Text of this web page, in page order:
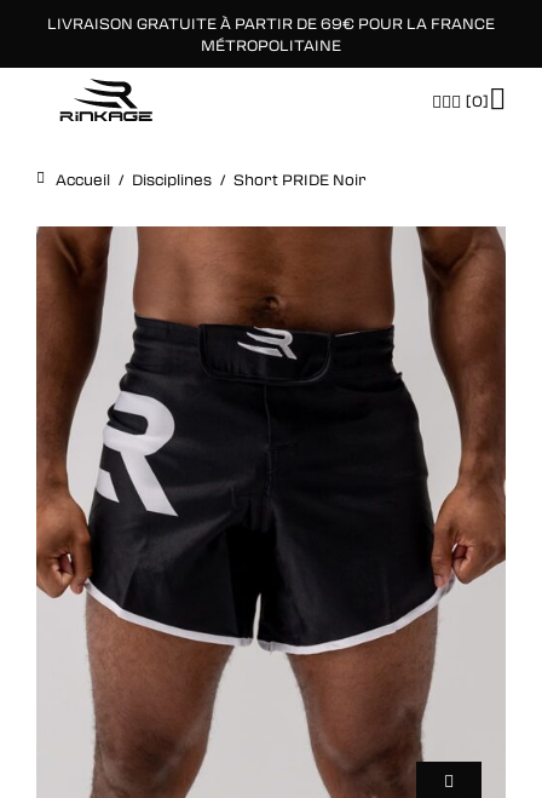
LIVRAISON GRATUITE À PARTIR DE 69€ POUR LA FRANCE
MÉTROPOLITAINE
[0]
Accueil / Disciplines / Short PRIDE Noir